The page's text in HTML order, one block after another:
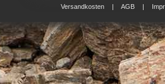
Versandkosten AGB